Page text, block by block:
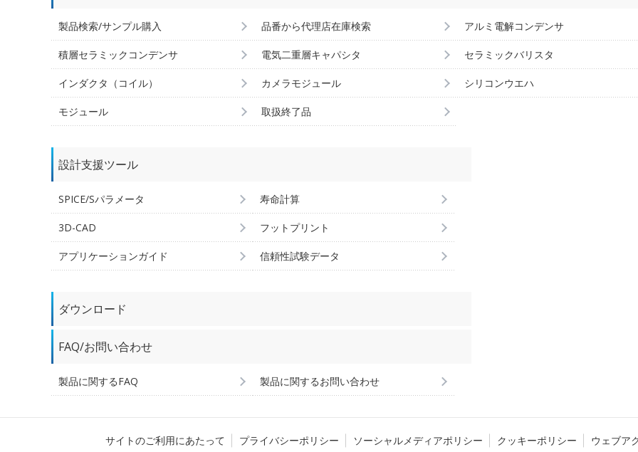
製品検索/サンプル購入 品番から代理店在庫検索 アルミ電解コンデンサ
積層セラミックコンデンサ 電気二重層キャパシタ セラミックバリスタ
インダクタ（コイル） カメラモジュール シリコンウエハ
モジュール 取扱終了品
設計支援ツール
SPICE/Sパラメータ 寿命計算
3D-CAD フットプリント
アプリケーションガイド 信頼性試験データ
ダウンロード
FAQ/お問い合わせ
製品に関するFAQ 製品に関するお問い合わせ
サイトのご利用にあたって プライバシーポリシー ソーシャルメディアポリシー クッキーポリシー ウェブア